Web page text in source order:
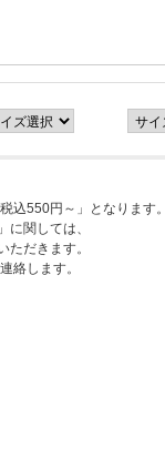
込550円～」となります。
に関しては、
ただきます。
絡します。